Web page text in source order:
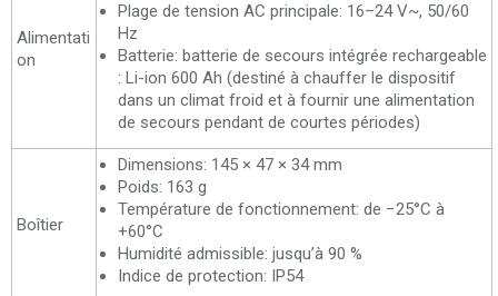
Alimentati
on
Plage de tension AC principale: 16–24 V~, 50/60
Hz
Batterie: batterie de secours intégrée rechargeable
: Li-ion 600 Аh (destiné à chauffer le dispositif
dans un climat froid et à fournir une alimentation
de secours pendant de courtes périodes)
Boîtier
Dimensions: 145 × 47 × 34 mm
Poids: 163 g
Température de fonctionnement: de −25°C à
+60°C
Humidité admissible: jusqu’à 90 %
Indice de protection: IP54